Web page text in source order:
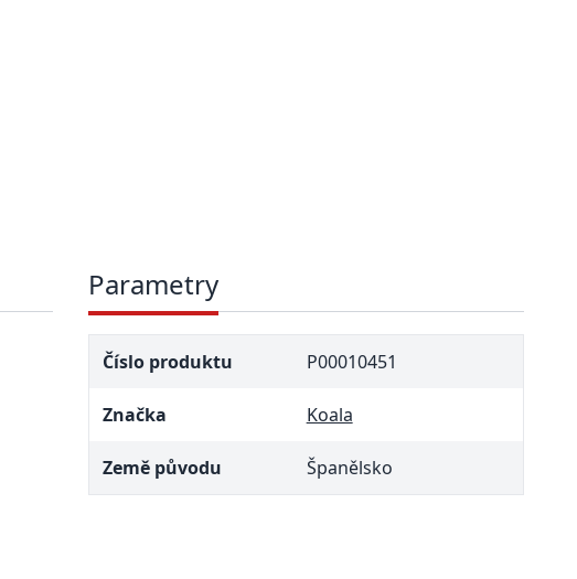
Parametry
Číslo produktu P00010451
Značka Koala
Země původu Španělsko